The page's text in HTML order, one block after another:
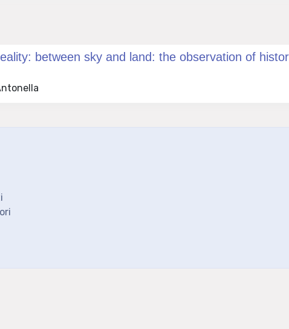
between sky and land: the observation of